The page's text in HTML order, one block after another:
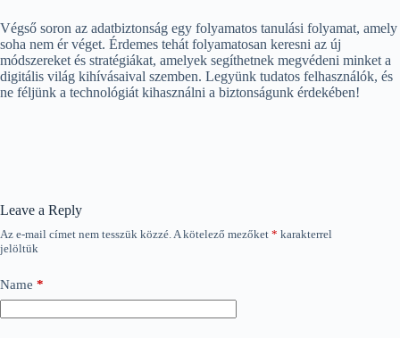
Végső soron az adatbiztonság egy folyamatos tanulási folyamat, amely
soha nem ér véget. Érdemes tehát folyamatosan keresni az új
módszereket és stratégiákat, amelyek segíthetnek megvédeni minket a
digitális világ kihívásaival szemben. Legyünk tudatos felhasználók, és
ne féljünk a technológiát kihasználni a biztonságunk érdekében!
Leave a Reply
Az e-mail címet nem tesszük közzé.A kötelező mezőket * karakterrel
jelöltük
Name *